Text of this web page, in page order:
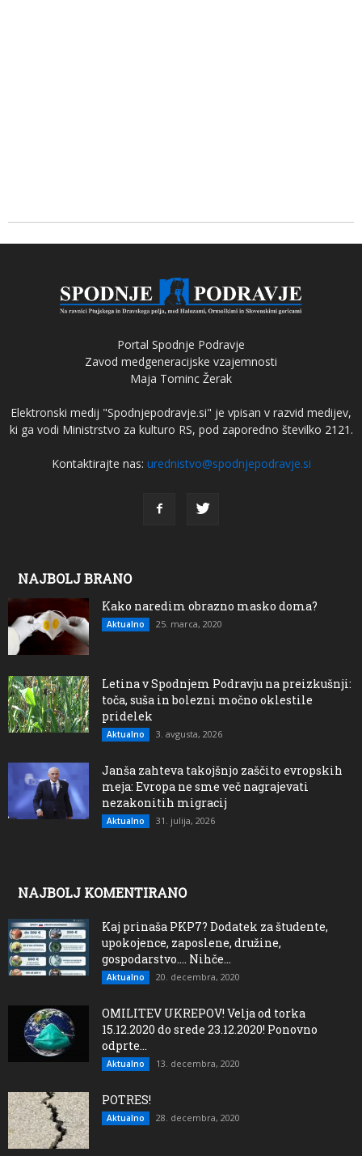
Portal Spodnje Podravje
Zavod medgeneracijske vzajemnosti
Maja Tominc Žerak
Elektronski medij "Spodnjepodravje.si" je vpisan v razvid medijev,
ki ga vodi Ministrstvo za kulturo RS, pod zaporedno številko 2121.
Kontaktirajte nas: urednistvo@spodnjepodravje.si
NAJBOLJ BRANO
Kako naredim obrazno masko doma?
Aktualno 25. marca, 2020
Letina v Spodnjem Podravju na preizkušnji:
toča, suša in bolezni močno oklestile
pridelek
Aktualno 3. avgusta, 2026
Janša zahteva takojšnjo zaščito evropskih
meja: Evropa ne sme več nagrajevati
nezakonitih migracij
Aktualno 31. julija, 2026
NAJBOLJ KOMENTIRANO
Kaj prinaša PKP7? Dodatek za študente,
upokojence, zaposlene, družine,
gospodarstvo…. Nihče...
Aktualno 20. decembra, 2020
OMILITEV UKREPOV! Velja od torka
15.12.2020 do srede 23.12.2020! Ponovno
odprte...
Aktualno 13. decembra, 2020
POTRES!
Aktualno 28. decembra, 2020